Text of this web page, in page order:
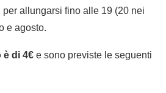
allungarsi fino alle 19 (20 nei
e agosto.
è di 4€ e sono previste le seguenti